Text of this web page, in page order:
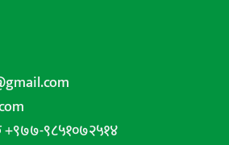
+९७७-९८५१०७२५१४